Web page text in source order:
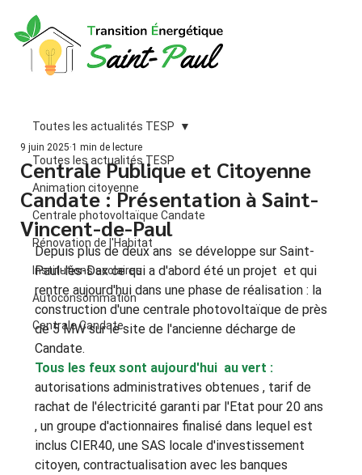
Toutes les actualités TESP
Animation citoyenne
Centrale photovoltaïque Candate
Rénovation de l'Habitat
Institutions scolaires
Autoconsommation
Centrale Candate
Toutes les actualités TESP
Centrale Publique et Citoyenne
Candate : Présentation à Saint-
Vincent-de-Paul
9 juin 2025 1 min de lecture
Depuis plus de deux ans  se développe sur Saint-
Paul-lès-Dax ce qui a d'abord été un projet  et qui
rentre aujourd'hui dans une phase de réalisation : la
construction d'une centrale photovoltaïque de près
de 5 MW sur le site de l'ancienne décharge de
Candate.
Tous les feux sont aujourd'hui  au vert :
autorisations administratives obtenues , tarif de
rachat de l'électricité garanti par l'Etat pour 20 ans
, un groupe d'actionnaires finalisé dans lequel est
inclus CIER40, une SAS locale d'investissement
citoyen, contractualisation avec les banques